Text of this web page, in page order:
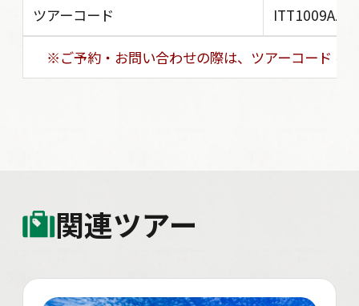
ツアーコード ITT1009AZY
※ご予約・お問い合わせの際は、ツアーコード を
関連ツアー